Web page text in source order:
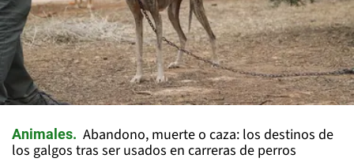
Animales
Abandono, muerte o caza: los destinos de
los galgos tras ser usados en carreras de perros